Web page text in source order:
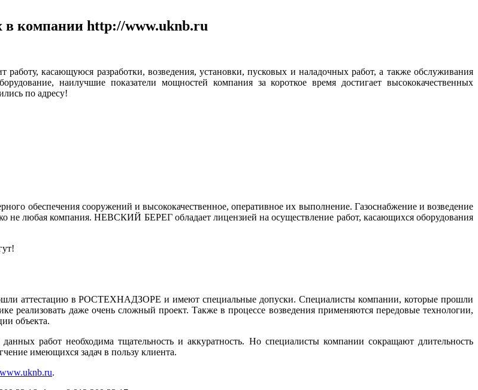
в компании http://www.uknb.ru
касающуюся разработки, возведения, установки, пусковых и наладочных работ, а также обслуживания
наилучшие показатели мощностей компания за короткое время достигает высококачественных
по адресу!
обеспечения сооружений и высококачественное, оперативное их выполнение. Газоснабжение и возведение
не любая компания. НЕВСКИЙ БЕРЕГ обладает лицензией на осуществление работ, касающихся оборудования
аттестацию в РОСТЕХНАДЗОРЕ и имеют специальные допуски. Специалисты компании, которые прошли
реализовать даже очень сложный проект. Также в процессе возведения применяются передовые технологии,
объекта.
работ необходима тщательность и аккуратность. Но специалисты компании сокращают длительность
имеющихся задач в пользу клиента.
.